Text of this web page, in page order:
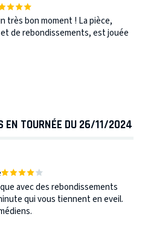
très bon moment ! La pièce,
de rebondissements, est jouée
EN TOURNÉE DU 26/11/2024
avec des rebondissements
qui vous tiennent en eveil.